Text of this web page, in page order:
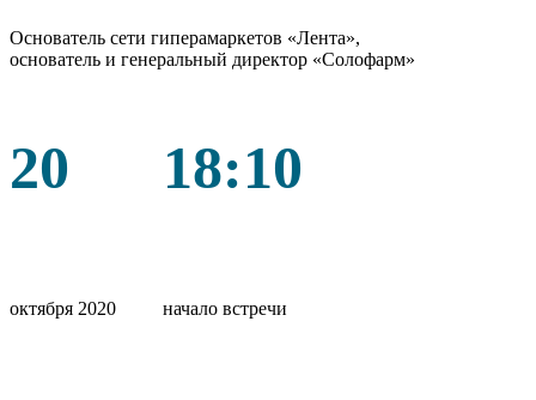
Основатель сети гиперамаркетов «Лента»,
основатель и генеральный директор «Солофарм»
20
октября 2020
18:10
начало встречи